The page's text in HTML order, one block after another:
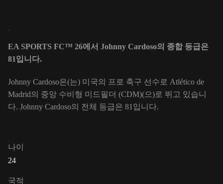
EA SPORTS FC™ 26에서 Johnny Cardoso의 종합 등급은
81입니다.
Johnny Cardoso은(는) 미국의 프로 축구 선수로 Atlético de
Madrid의 중앙 수비형 미드필더 (CDM)(으)로 뛰고 있습니
다. Johnny Cardoso의 전체 등급은 81입니다.
나이
24
국적